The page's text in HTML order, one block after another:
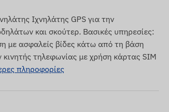
Ιχνηλάτης GPS για την
και σκούτερ. Βασικές υπηρεσίες:
με ασφαλείς βίδες κάτω από τη βάση
τηλεφωνίας με χρήση κάρτας SIM
πληροφορίες